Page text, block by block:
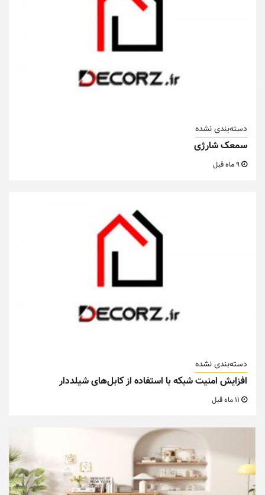
دسته‌بندی نشده
سمعک شارژی
دسته‌بندی نشده
افزایش امنیت شبکه با استفاده از کابل‌های شیلددار